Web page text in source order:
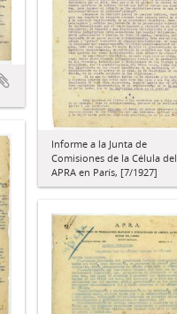
Informe a la Junta de
Comisiones de la Célula del
APRA en París, [7/1927]